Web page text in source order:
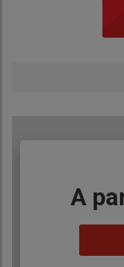
Body
A